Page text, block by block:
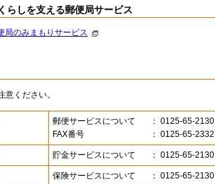
くらしを支える郵便局サービス
局のみまもりサービス
ください。
郵便サービスについて
： 0125-65-2130
FAX番号
： 0125-65-2332
貯金サービスについて ： 0125-65-2130
保険サービスについて ： 0125-65-2130